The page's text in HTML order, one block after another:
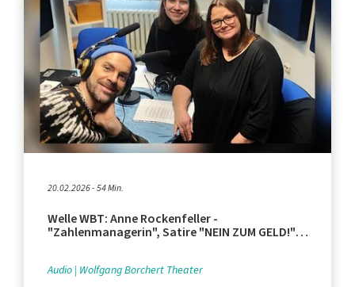
20.02.2026 - 54 Min.
Welle WBT: Anne Rockenfeller -
"Zahlenmanagerin", Satire "NEIN ZUM GELD!",
Audio Wolfgang Borchert Theater